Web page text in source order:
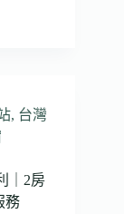
, 台灣
｜2房
務